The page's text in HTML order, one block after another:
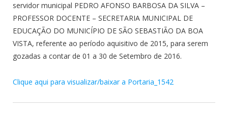
servidor municipal PEDRO AFONSO BARBOSA DA SILVA –
PROFESSOR DOCENTE – SECRETARIA MUNICIPAL DE
EDUCAÇÃO DO MUNICÍPIO DE SÃO SEBASTIÃO DA BOA
VISTA, referente ao período aquisitivo de 2015, para serem
gozadas a contar de 01 a 30 de Setembro de 2016.
Clique aqui para visualizar/baixar a Portaria_1542